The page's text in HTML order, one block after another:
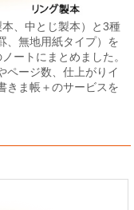
、中とじ製本）と3種
、無地用紙タイプ）を
ートにまとめました。
ページ数、仕上がりイ
きま帳＋のサービスを